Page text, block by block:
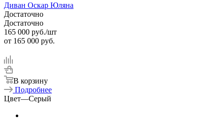
Диван Оскар Юляна
Достаточно
Достаточно
165 000 руб./шт
от 165 000 руб.
В корзину
Подробнее
Цвет—Серый